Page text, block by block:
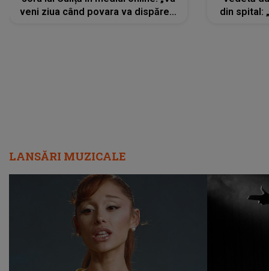
veni ziua când povara va dispărea,
din spital:
LANSĂRI MUZICALE